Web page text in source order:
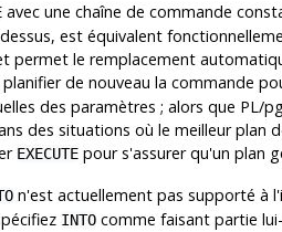
avec une chaîne de commande
est équivalent
permet le remplacement
de nouveau la commande
des paramètres ; alors que PL/
des situations où le meilleur
EXECUTEpour s'assurer qu'un plan
n'est actuellement pas supporté à
INTOcomme faisant partie